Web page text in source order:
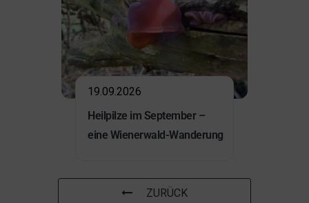
19.09.2026
Heilpilze im September –
eine Wienerwald-Wanderung
ZURÜCK